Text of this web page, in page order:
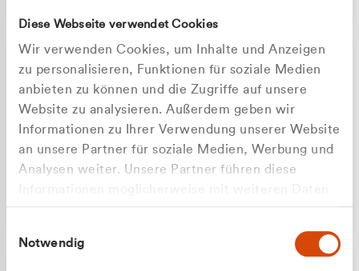
Diese Webseite verwendet Cookies
Wir verwenden Cookies, um Inhalte und Anzeigen
zu personalisieren, Funktionen für soziale Medien
anbieten zu können und die Zugriffe auf unsere
Website zu analysieren. Außerdem geben wir
Informationen zu Ihrer Verwendung unserer Website
an unsere Partner für soziale Medien, Werbung und
Analysen weiter. Unsere Partner führen diese
gesammelt haben.
Notwendig
Apilash Balanesan